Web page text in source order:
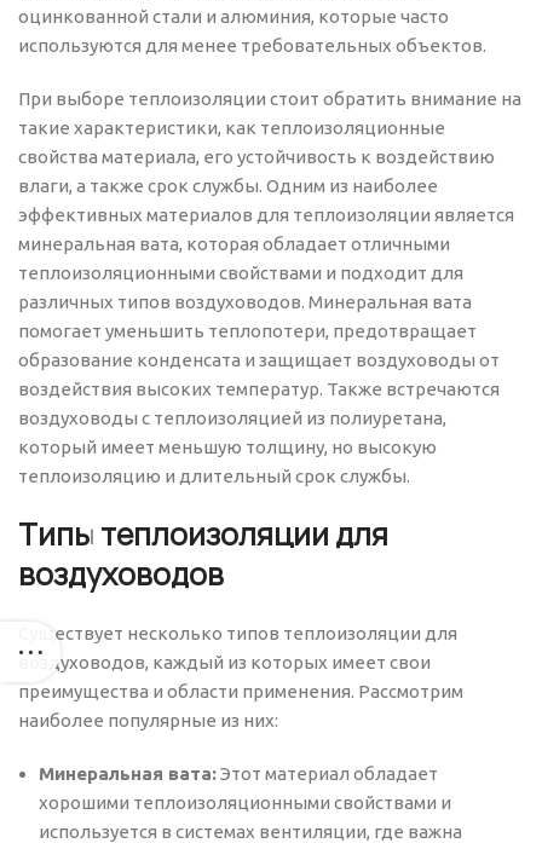
оцинкованной стали и алюминия, которые часто
используются для менее требовательных объектов.
При выборе теплоизоляции стоит обратить внимание на
такие характеристики, как теплоизоляционные
свойства материала, его устойчивость к воздействию
влаги, а также срок службы. Одним из наиболее
эффективных материалов для теплоизоляции является
минеральная вата, которая обладает отличными
теплоизоляционными свойствами и подходит для
различных типов воздуховодов. Минеральная вата
помогает уменьшить теплопотери, предотвращает
образование конденсата и защищает воздуховоды от
воздействия высоких температур. Также встречаются
воздуховоды с теплоизоляцией из полиуретана,
который имеет меньшую толщину, но высокую
теплоизоляцию и длительный срок службы.
Типы теплоизоляции для
воздуховодов
Существует несколько типов теплоизоляции для
воздуховодов, каждый из которых имеет свои
преимущества и области применения. Рассмотрим
наиболее популярные из них:
Минеральная вата:Этот материал обладает
хорошими теплоизоляционными свойствами и
используется в системах вентиляции, где важна